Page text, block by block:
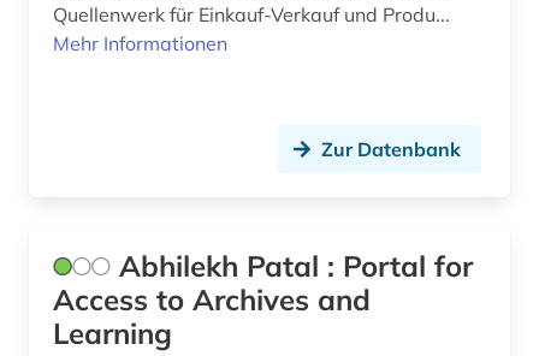
betriebsrat (1)
betriebswirtschaftslehre (4)
Osteuropa (5)
Quellenwerk für Einkauf-Verkauf und Produ...
Mehr Informationen
Zur Datenbank
Abhilekh Patal : Portal for
Access to Archives and
Learning